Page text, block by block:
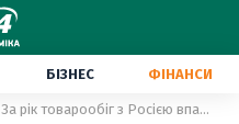
БІЗНЕС ФІНАНСИ
За рік товарообіг з Росією впав майже в два рази, — Мінекономіки